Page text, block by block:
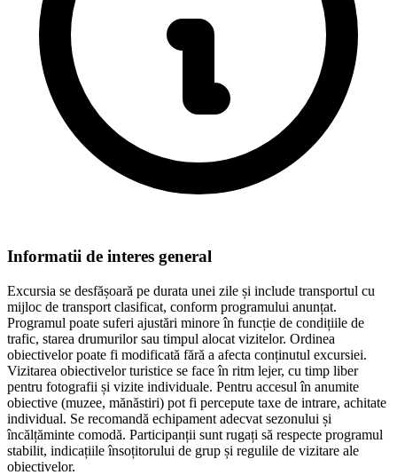
Informatii de interes general
Excursia se desfășoară pe durata unei zile și include transportul cu
mijloc de transport clasificat, conform programului anunțat.
Programul poate suferi ajustări minore în funcție de condițiile de
trafic, starea drumurilor sau timpul alocat vizitelor. Ordinea
obiectivelor poate fi modificată fără a afecta conținutul excursiei.
Vizitarea obiectivelor turistice se face în ritm lejer, cu timp liber
pentru fotografii și vizite individuale. Pentru accesul în anumite
obiective (muzee, mănăstiri) pot fi percepute taxe de intrare, achitate
individual. Se recomandă echipament adecvat sezonului și
încălțăminte comodă. Participanții sunt rugați să respecte programul
stabilit, indicațiile însoțitorului de grup și regulile de vizitare ale
obiectivelor.